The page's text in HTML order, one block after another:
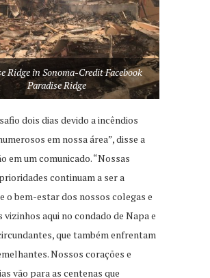
Ridge in Sonoma-Credit Facebook
Paradise Ridge
dois dias devido a incêndios
em nossa área”, disse a
em um comunicado. “Nossas
continuam a ser a
o bem-estar dos nossos colegas e
vizinhos aqui no condado de Napa e
que também enfrentam
Nossos corações e
vão para as centenas que